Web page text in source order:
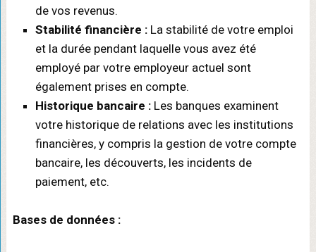
de vos revenus.
Stabilité financière :La stabilité de votre emploi
et la durée pendant laquelle vous avez été
employé par votre employeur actuel sont
également prises en compte.
Historique bancaire :Les banques examinent
votre historique de relations avec les institutions
financières, y compris la gestion de votre compte
bancaire, les découverts, les incidents de
paiement, etc.
Bases de données :